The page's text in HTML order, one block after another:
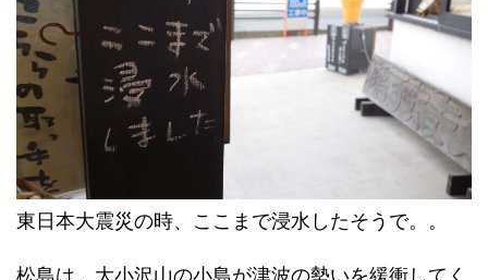
東日本大震災の時、ここまで浸水したそうで。。
松島は、大小沢山の小島が津波の勢いを緩衝してく